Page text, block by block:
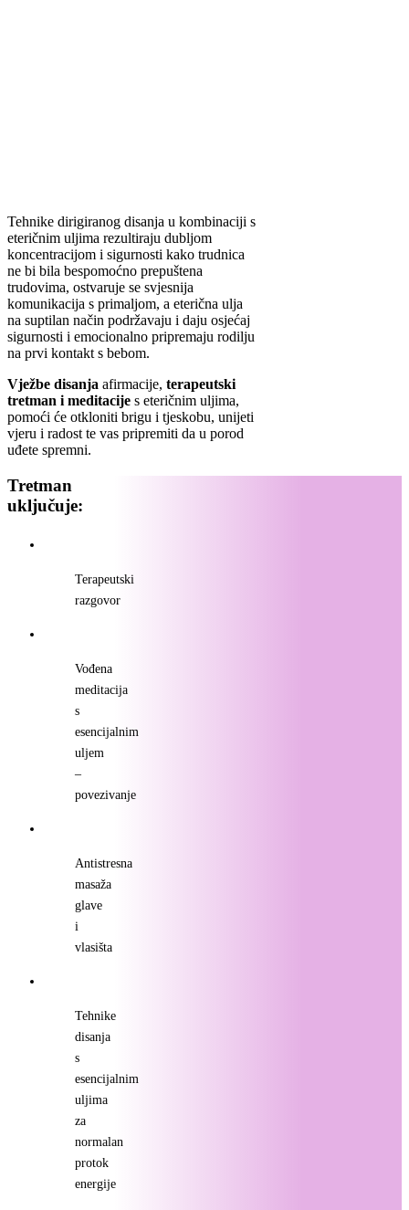
Tehnike dirigiranog disanja u kombinaciji s
eteričnim uljima rezultiraju dubljom
koncentracijom i sigurnosti kako trudnica
ne bi bila bespomoćno prepuštena
trudovima, ostvaruje se svjesnija
komunikacija s primaljom, a eterična ulja
na suptilan način podržavaju i daju osjećaj
sigurnosti i emocionalno pripremaju rodilju
na prvi kontakt s bebom.
Vježbe disanja afirmacije, terapeutski
tretman i meditacije s eteričnim uljima,
pomoći će otkloniti brigu i tjeskobu, unijeti
vjeru i radost te vas pripremiti da u porod
uđete spremni.
Tretman
uključuje:
Terapeutski
razgovor
Vođena
meditacija
s
esencijalnim
uljem
–
povezivanje
Antistresna
masaža
glave
i
vlasišta
Tehnike
disanja
s
esencijalnim
uljima
za
normalan
protok
energije